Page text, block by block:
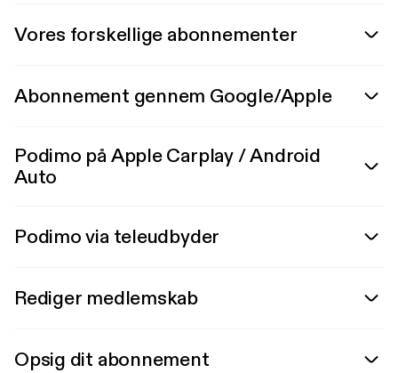
Vores forskellige abonnementer
Abonnement gennem Google/Apple
Podimo på Apple Carplay / Android
Auto
Podimo via teleudbyder
Rediger medlemskab
Opsig dit abonnement